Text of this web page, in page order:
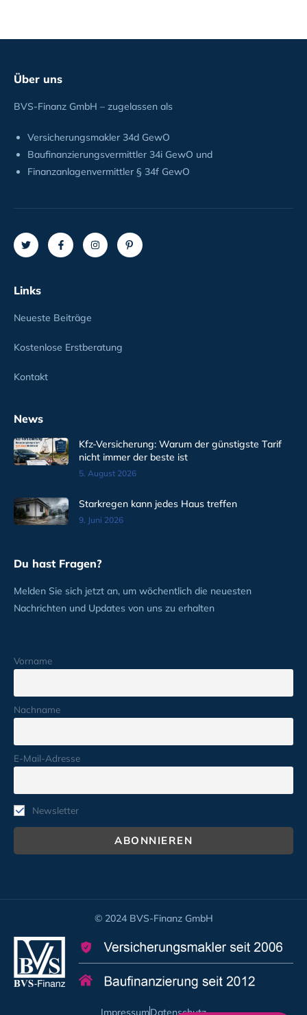
Über uns
BVS-Finanz GmbH – zugelassen als
Versicherungsmakler 34d GewO
Baufinanzierungsvermittler 34i GewO und
Finanzanlagenvermittler § 34f GewO
Links
Neueste Beiträge
Kostenlose Erstberatung
Kontakt
News
Kfz-Versicherung: Warum der günstigste Tarif
nicht immer der beste ist
5. August 2026
Starkregen kann jedes Haus treffen
9. Juni 2026
Du hast Fragen?
Melden Sie sich jetzt an, um wöchentlich die neuesten
Nachrichten und Updates von uns zu erhalten
Vorname
Nachname
E-Mail-Adresse
Newsletter
© 2024 BVS-Finanz GmbH
ImpressumDatenschutz